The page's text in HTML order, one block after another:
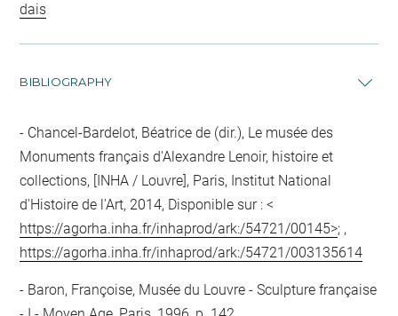
dais
BIBLIOGRAPHY
Chancel-Bardelot, Béatrice de (dir.), Le musée des
Monuments français d'Alexandre Lenoir, histoire et
collections, [INHA / Louvre], Paris, Institut National
d'Histoire de l'Art, 2014, Disponible sur : <
https://agorha.inha.fr/inhaprod/ark:/54721/00145>; ,
https://agorha.inha.fr/inhaprod/ark:/54721/003135614
Baron, Françoise, Musée du Louvre - Sculpture française